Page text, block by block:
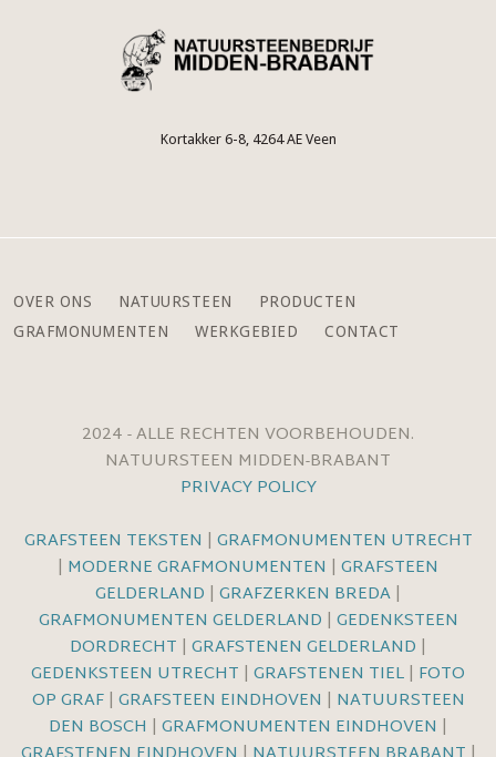
Kortakker 6-8, 4264 AE Veen
OVER ONS NATUURSTEEN
PRODUCTEN
GRAFMONUMENTEN
WERKGEBIED CONTACT
2024 - ALLE RECHTEN VOORBEHOUDEN.
NATUURSTEEN MIDDEN-BRABANT
PRIVACY POLICY
GRAFSTEEN TEKSTEN | GRAFMONUMENTEN UTRECHT
| MODERNE GRAFMONUMENTEN | GRAFSTEEN
GELDERLAND | GRAFZERKEN BREDA|
GRAFMONUMENTEN GELDERLAND | GEDENKSTEEN
DORDRECHT | GRAFSTENEN GELDERLAND |
GEDENKSTEEN UTRECHT | GRAFSTENEN TIEL| FOTO
OP GRAF| GRAFSTEEN EINDHOVEN | NATUURSTEEN
DEN BOSCH | GRAFMONUMENTEN EINDHOVEN |